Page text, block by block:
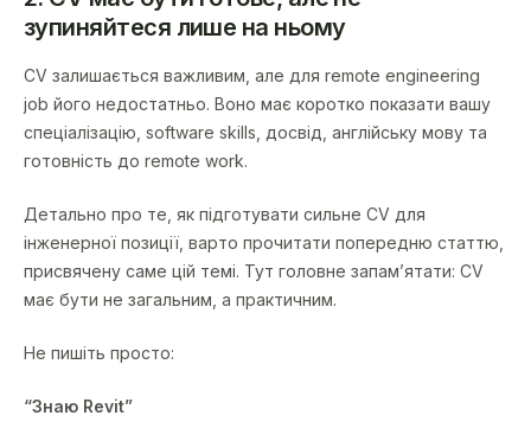
зупиняйтеся лише на ньому
CV залишається важливим, але для remote engineering
job його недостатньо. Воно має коротко показати вашу
спеціалізацію, software skills, досвід, англійську мову та
готовність до remote work.
Детально про те, як підготувати сильне CV для
інженерної позиції, варто прочитати попередню статтю,
присвячену саме цій темі. Тут головне запам’ятати: CV
має бути не загальним, а практичним.
Не пишіть просто:
“Знаю Revit”